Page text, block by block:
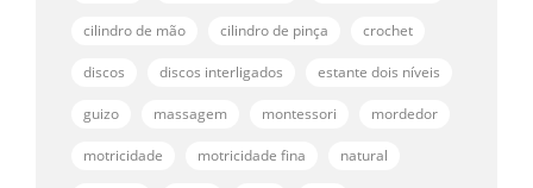
cilindro de mão cilindro de pinça crochet
discos discos interligados estante dois níveis
guizo massagem montessori mordedor
motricidade motricidade fina natural